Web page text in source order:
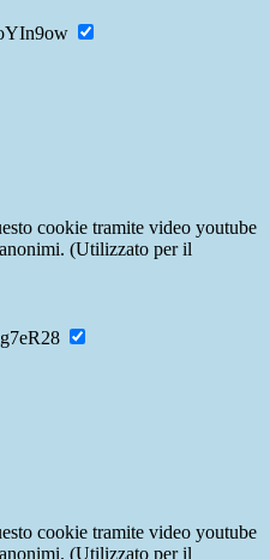
cookie tramite video youtube
(Utilizzato per il
cookie tramite video youtube
(Utilizzato per il